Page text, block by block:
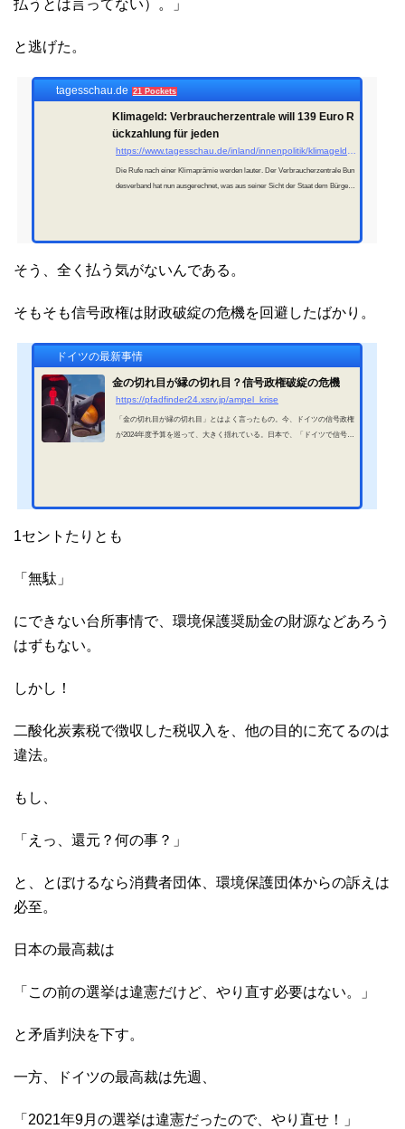
払うとは言ってない）。」
と逃げた。
tagesschau.de 21 Pockets
Klimageld: Verbraucherzentrale will 139 Euro R
ückzahlung für jeden
https://www.tagesschau.de/inland/innenpolitik/klimageld-rueckerstattung-100.html
Die Rufe nach einer Klimaprämie werden lauter. Der Verbraucherzentrale Bun
desverband hat nun ausgerechnet, was aus seiner Sicht der Staat dem Bürger d
そう、全く払う気がないんである。
そもそも信号政権は財政破綻の危機を回避したばかり。
ドイツの最新事情
金の切れ目が縁の切れ目？信号政権破綻の危機
https://pfadfinder24.xsrv.jp/ampel_krise
「金の切れ目が縁の切れ目」とはよく言ったもの。今、ドイツの信号政権
が2024年度予算を巡って、大きく揺れている。日本で、「ドイツで信号政
た。だが政府はそんな事とは「つゆ知らず」お金を使ってしまった後。財
1セントたりとも
「無駄」
にできない台所事情で、環境保護奨励金の財源などあろう
はずもない。
しかし！
二酸化炭素税で徴収した税収入を、他の目的に充てるのは
違法。
もし、
「えっ、還元？何の事？」
と、とぼけるなら消費者団体、環境保護団体からの訴えは
必至。
日本の最高裁は
「この前の選挙は違憲だけど、やり直す必要はない。」
と矛盾判決を下す。
一方、ドイツの最高裁は先週、
「2021年9月の選挙は違憲だったので、やり直せ！」